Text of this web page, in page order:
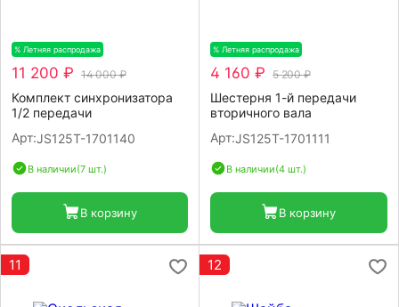
% Летняя распродажа
11 200 ₽ 14 000 ₽
Комплект синхронизатора
1/2 передачи
Арт:JS125T-1701140
В наличии(7 шт.)
В корзину
% Летняя распродажа
4 160 ₽ 5 200 ₽
Шестерня 1-й передачи
вторичного вала
Арт:JS125T-1701111
В наличии(4 шт.)
В корзину
11 12